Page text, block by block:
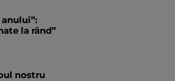
la rând”
nostru